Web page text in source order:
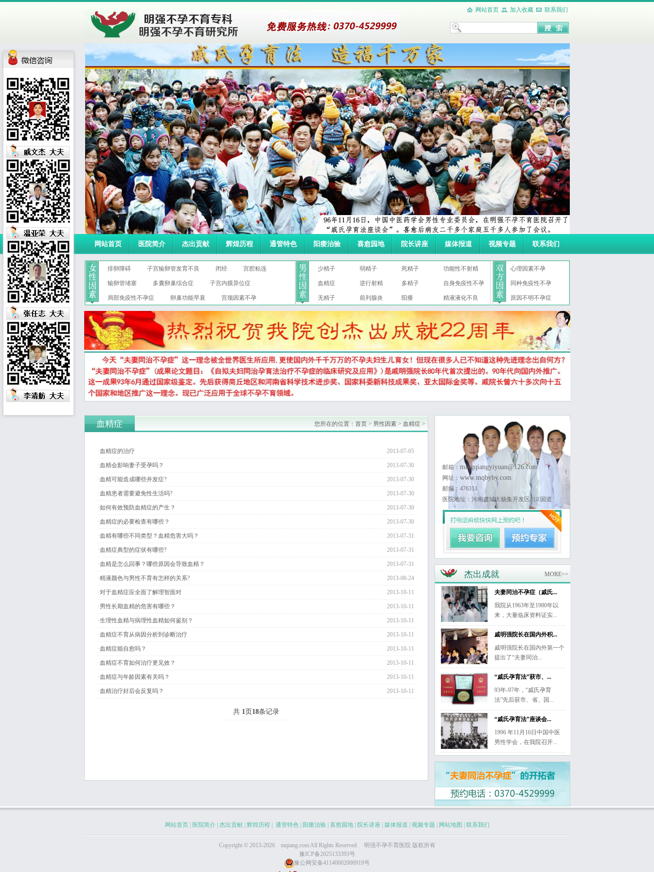
网站首页 加入收藏 联系我们
网站首页 医院简介 杰出贡献 辉煌历程 通管特色 阳痿治验 喜愈园地 院长讲座 媒体报道 视频专题 联系我们
排卵障碍 子宫输卵管发育不良 闭经 宫腔粘连
输卵管堵塞 多囊卵巢综合症 子宫内膜异位症
局部免疫性不孕症 卵巢功能早衰 宫颈因素不孕
少精子 弱精子 死精子 功能性不射精
血精症 逆行射精 多精子 自身免疫性不孕
症
无精子 前列腺炎 阳痿 精液液化不良
心理因素不孕
同种免疫性不孕
原因不明不孕症
血精症 您所在的位置： 首页> 男性因素> 血精症>
·血精症的治疗 2013-07-05
·血精会影响妻子受孕吗？ 2013-07-30
·血精可能造成哪些并发症? 2013-07-30
·血精患者需要避免性生活吗? 2013-07-30
·如何有效预防血精症的产生？ 2013-07-30
·血精症的必要检查有哪些？ 2013-07-30
·血精有哪些不同类型？血精危害大吗？ 2013-07-31
·血精症典型的症状有哪些? 2013-07-31
·血精是怎么回事？哪些原因会导致血精？ 2013-07-31
·精液颜色与男性不育有怎样的关系? 2013-08-24
·对于血精症应全面了解理智面对 2013-10-11
·男性长期血精的危害有哪些？ 2013-10-11
·生理性血精与病理性血精如何鉴别？ 2013-10-11
·血精症不育从病因分析到诊断治疗 2013-10-11
·血精症能自愈吗？ 2013-10-11
·血精症不育如何治疗更见效？ 2013-10-11
·血精症与年龄因素有关吗？ 2013-10-11
·血精治疗好后会反复吗？ 2013-10-11
共 1页18条记录
邮箱： mingqiangyiyuan@126.com
网址： www.mqbyby.com
邮编：476313
医院地址：河南虞城大杨集开发区310 国道
杰出成就 MORE>>
夫妻同治不孕症（戚氏...
我院从1963年至1980年以
来，大量临床资料证实...
戚明强院长在国内外积...
戚明强院长在国内外第一个
提出了“夫妻同治...
“戚氏孕育法”获市、...
93年-97年，“戚氏孕育
法”先后获市、省、国...
“戚氏孕育法”座谈会...
1996 年11月16日中国中医
男性学会，在我院召开...
网站首页| 医院简介| 杰出贡献| 辉煌历程 通管特色| 阳痿治验| 喜愈园地| 院长讲座| 媒体报道 视频专题 网站地图 联系我们
Copyright © 2013-2026 mqiang.com All Rights Reserved. 明强不孕不育医院版权所有
豫ICP备2025133393号
豫公网安备41140002000919号